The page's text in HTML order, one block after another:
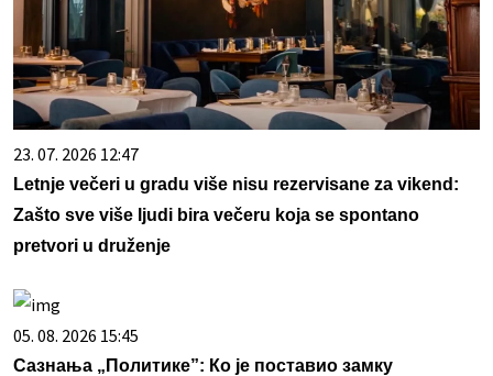
23. 07. 2026 12:47
Letnje večeri u gradu više nisu rezervisane za vikend:
Zašto sve više ljudi bira večeru koja se spontano
pretvori u druženje
05. 08. 2026 15:45
Сазнања „Политике”: Ко је поставио замку